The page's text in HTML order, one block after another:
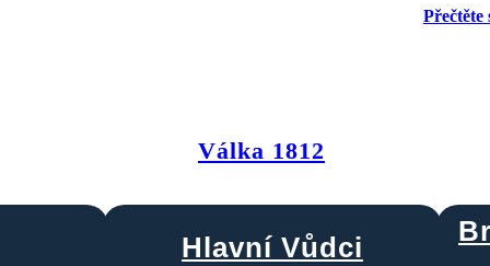
Přečtěte
Válka 1812
Hlavní Vůdci